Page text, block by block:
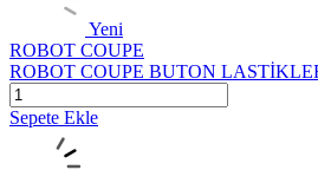
Yeni
ROBOT COUPE
ROBOT COUPE BUTON
Sepete Ekle